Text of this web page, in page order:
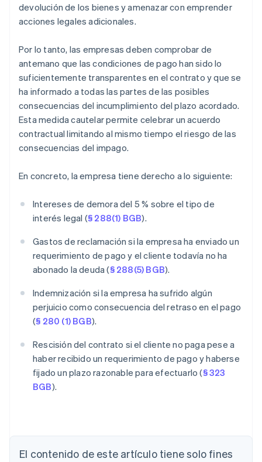
devolución de los bienes y amenazar con emprender
acciones legales adicionales.
Por lo tanto, las empresas deben comprobar de
antemano que las condiciones de pago han sido lo
suficientemente transparentes en el contrato y que se
ha informado a todas las partes de las posibles
consecuencias del incumplimiento del plazo acordado.
Esta medida cautelar permite celebrar un acuerdo
contractual limitando al mismo tiempo el riesgo de las
consecuencias del impago.
En concreto, la empresa tiene derecho a lo siguiente:
Intereses de demora del 5 % sobre el tipo de
interés legal (§ 288(1) BGB).
Gastos de reclamación si la empresa ha enviado un
requerimiento de pago y el cliente todavía no ha
abonado la deuda (§ 288(5) BGB).
Indemnización si la empresa ha sufrido algún
perjuicio como consecuencia del retraso en el pago
(§ 280 (1) BGB).
Rescisión del contrato si el cliente no paga pese a
haber recibido un requerimiento de pago y haberse
fijado un plazo razonable para efectuarlo (§ 323
BGB).
El contenido de este artículo tiene solo fines